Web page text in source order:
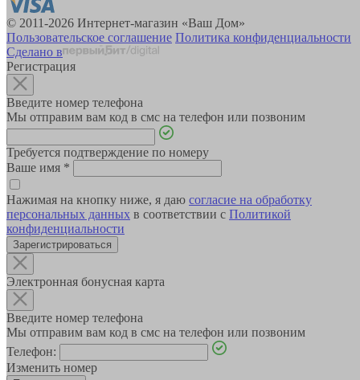
© 2011-2026 Интернет-магазин «Ваш Дом»
Пользовательское соглашение Политика конфиденциальности
Сделано в
Регистрация
Введите номер телефона
Мы отправим вам код в смс на телефон или позвоним
Требуется подтверждение по номеру
Ваше имя *
Нажимая на кнопку ниже, я даю согласие на обработку
персональных данных в соответствии с Политикой
конфиденциальности
Зарегистрироваться
Электронная бонусная карта
Введите номер телефона
Мы отправим вам код в смс на телефон или позвоним
Телефон:
Изменить номер